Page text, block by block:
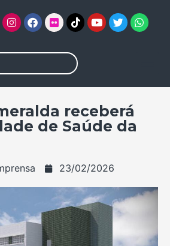
receberá
de Saúde da
23/02/2026